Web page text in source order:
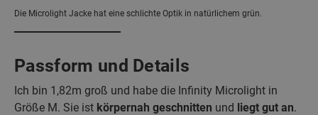
Die Microlight Jacke hat eine schlichte Optik in natürlichem grün.
Passform und Details
Ich bin 1,82m groß und habe die Infinity Microlight in
Größe M. Sie ist körpernah geschnitten und liegt gut an.